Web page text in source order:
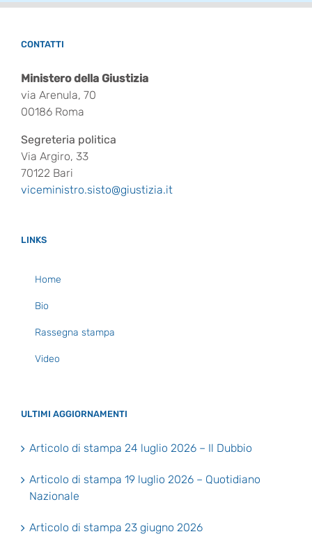
CONTATTI
Ministero della Giustizia
via Arenula, 70
00186 Roma
Segreteria politica
Via Argiro, 33
70122 Bari
viceministro.sisto@giustizia.it
LINKS
Home
Bio
Rassegna stampa
Video
ULTIMI AGGIORNAMENTI
Articolo di stampa 24 luglio 2026 – Il Dubbio
Articolo di stampa 19 luglio 2026 – Quotidiano
Nazionale
Articolo di stampa 23 giugno 2026